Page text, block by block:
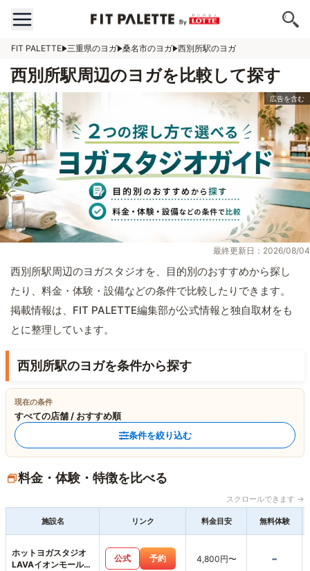
FIT PALETTE 三重県のヨガ 桑名市のヨガ 西別所駅のヨガ
西別所駅周辺のヨガを比較して探す
最終更新日：2026/08/04
西別所駅周辺のヨガスタジオを、目的別のおすすめから探し
たり、料金・体験・設備などの条件で比較したりできます。
掲載情報は、FIT PALETTE編集部が公式情報と独自取材をも
とに整理しています。
西別所駅のヨガを条件から探す
現在の条件
すべての店舗 / おすすめ順
条件を絞り込む
料金・体験・特徴を比べる
スクロールできます →
施設名 リンク 料金目安 無料体験
ホットヨガスタジオ
LAVAイオンモール桑
公式 予約 4,800円〜 -